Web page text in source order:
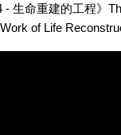
- 生命重建的工程》
of Life